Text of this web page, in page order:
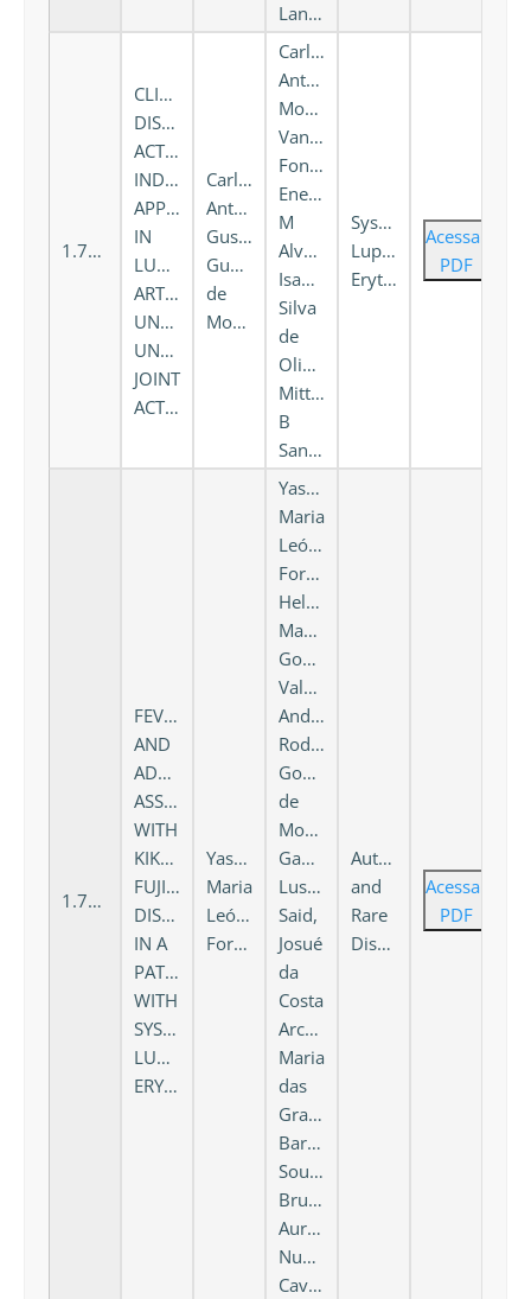
Lanças
1.736
CLINICAL
DISEASE
ACTIVITY
INDEX
APPLICABILITY
IN
LUPUS
ARTHROPATHY:
UNRAVELING
UNDERDIAGNOSED
JOINT
ACTIVITY
Carlos
Antonio
Gusmão
Guerreiro
de
Moura
Carlos
Antonio
Moura,
Vanessa
Fonseca,
Eneida
M
Alves,
Isabela
Silva
de
Oliveira,
Mittermayer
B
Santiago
Systemic
Lupus
Erythematosus
Acessar
PDF
1.737
FEVER
AND
ADENOMEGALY
ASSOCIATED
WITH
KIKUCHI-
FUJIMOTO
DISEASE
IN A
PATIENT
WITH
SYSTEMIC
LUPUS
ERYTHEMATOSUS
Yasmine
Maria
Leódido
Fortes
Yasmine
Maria
Leódido
Fortes,
Heloísa
Maciel
Gomes
Valentim,
Andréia
Rodrigues
Gomes
de
Moura,
Gabriela
Lustosa
Said,
Josué
da
Costa
Arcoverde,
Maria
das
Graças
Barbosa
Sousa,
Bruna
Aurora
Nunes
Cavalcante
Autoinflammatory
and
Rare
Diseases
Acessar
PDF